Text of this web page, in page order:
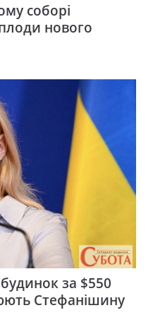
соборі
нового
за $550
Стефанішину